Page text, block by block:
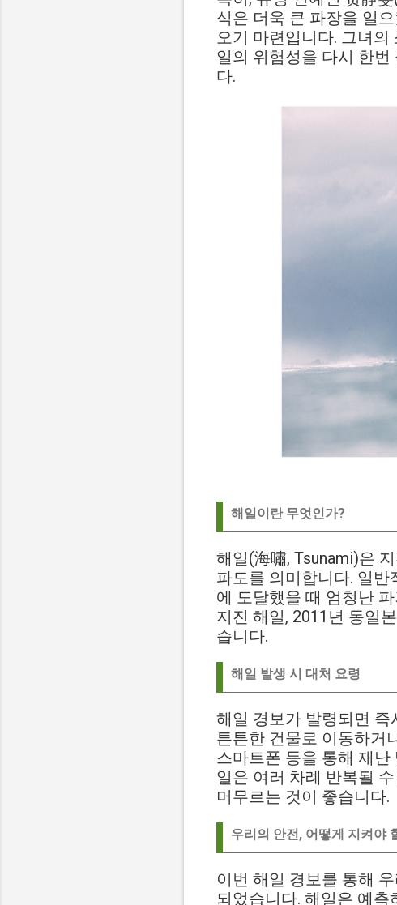
식은 더욱 큰 파장을 일
오기 마련입니다. 그녀
일의 위험성을 다시 한
다.
해일이란 무엇인가?
해일(海嘯, Tsunami)은
파도를 의미합니다. 일
에 도달했을 때 엄청난
지진 해일, 2011년 동일
습니다.
해일 발생 시 대처 요령
해일 경보가 발령되면 즉
튼튼한 건물로 이동하거
스마트폰 등을 통해 재
일은 여러 차례 반복될
머무르는 것이 좋습니다.
우리의 안전, 어떻게 지켜야
이번 해일 경보를 통해
되었습니다. 해일은 예